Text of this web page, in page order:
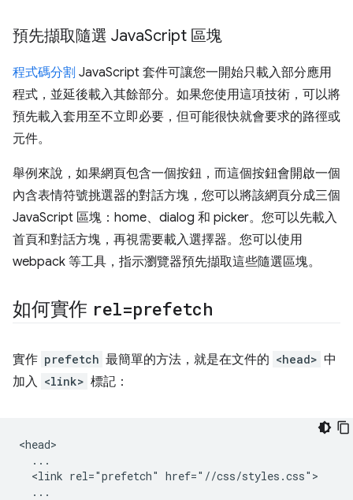
預先擷取隨選 JavaScript 區塊
程式碼分割 JavaScript 套件可讓您一開始只載入部分應用
程式，並延後載入其餘部分。如果您使用這項技術，可以將
預先載入套用至不立即必要，但可能很快就會要求的路徑或
元件。
舉例來說，如果網頁包含一個按鈕，而這個按鈕會開啟一個
內含表情符號挑選器的對話方塊，您可以將該網頁分成三個
JavaScript 區塊：home、dialog 和 picker。您可以先載入
首頁和對話方塊，再視需要載入選擇器。您可以使用
webpack 等工具，指示瀏覽器預先擷取這些隨選區塊。
如何實作 rel=prefetch
實作 prefetch 最簡單的方法，就是在文件的 <head> 中
加入 <link> 標記：
<head>
  ...
  <link rel="prefetch" href="//css/styles.css">
  ...